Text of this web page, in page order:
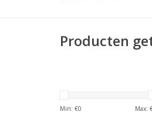
Producten
Min: €0 Max: